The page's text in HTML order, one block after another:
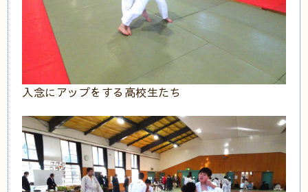
入念にアップをする高校生たち